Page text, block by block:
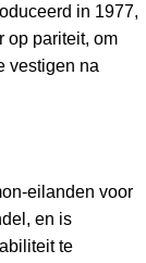
in 1977,
op pariteit, om
vestigen na
eilanden voor
en is
te